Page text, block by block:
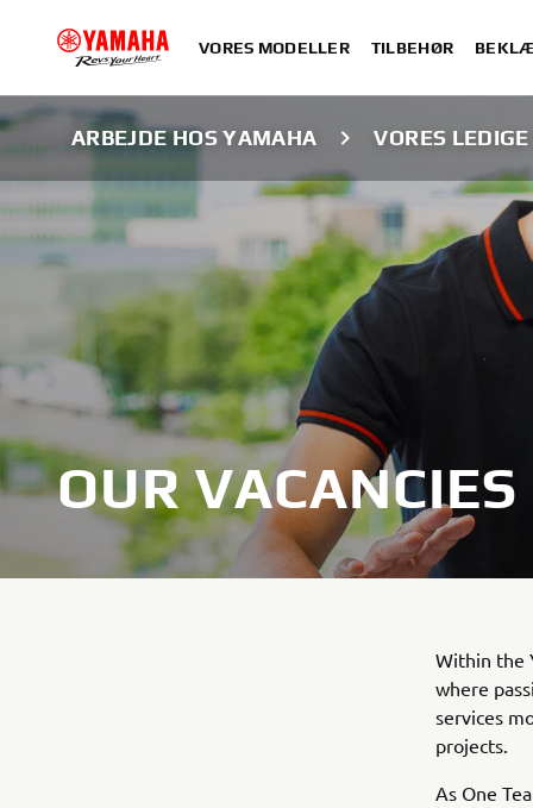
VORES MODELLER TILBEHØR
ARBEJDE HOS YAMAHA VORES
OUR VACANCIES
Within the
where
services
projects.
​​As One